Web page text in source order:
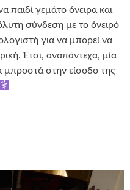
παιδί γεμάτο όνειρα και
σύνδεση με το όνειρό
για να μπορεί να
Έτσι, αναπάντεχα, μία
μπροστά στην είσοδο της